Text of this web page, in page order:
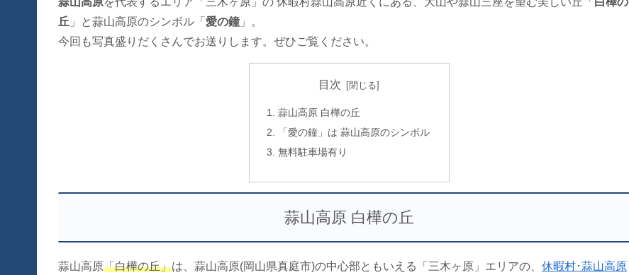
丘 」と蒜山高原のシンボル「 愛の鐘 」。
今回も写真盛りだくさんでお送りします。ぜひご覧ください。
目次
蒜山高原 白樺の丘
「愛の鐘」は 蒜山高原のシンボル
無料駐車場有り
蒜山高原 白樺の丘
蒜山高原「白樺の丘」は、蒜山高原(岡山県真庭市)の中心部ともいえる「三木ヶ原」エリアの、 休暇村･蒜山高原